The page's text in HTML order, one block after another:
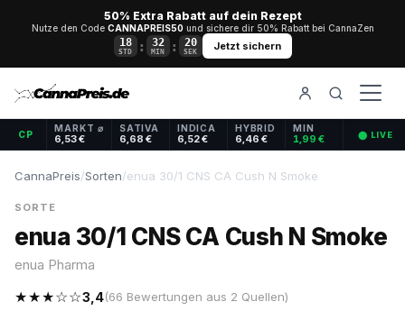
50% Extra Rabatt auf dein Rezept
Nutze den Code CANNAPREIS50und sichere dir 50% Rabatt bei CannaZen
18
STD : 32
MIN : 20
SEK Jetzt sichern
CP
MARKT ⌀
6,53 €
SATIVA
6,68 €
INDICA
6,52 €
HYBRID
6,46 €
MIN
1,99 € ⬤ LIVE
CannaPreis/Sorten/enua 30/1 CNS CA Cush N Smoke
SORTE
enua 30/1 CNS CA Cush N Smoke
enua Pharma
★★★☆☆3,4(66 Bewertungen aus 2 Quellen)